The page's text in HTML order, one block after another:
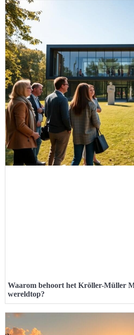
Waarom behoort het Kröller-Müller
wereldtop?